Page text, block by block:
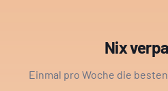
Nix
Einmal pro Woche die